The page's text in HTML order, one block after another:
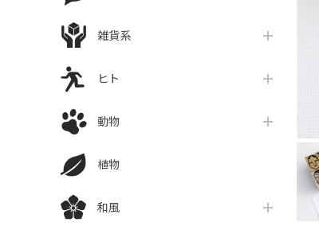
雑貨系
ヒト
動物
植物
和風